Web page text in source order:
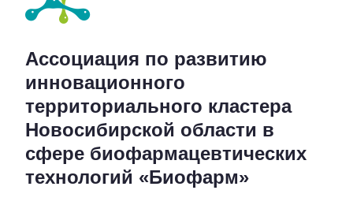
Ассоциация по развитию
инновационного
территориального кластера
Новосибирской области в
сфере биофармацевтических
технологий «Биофарм»